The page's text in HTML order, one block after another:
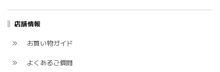
店舗情報
お買い物ガイド
よくあるご質問